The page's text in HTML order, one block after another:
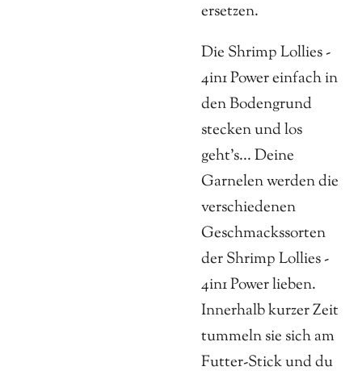
ersetzen.
Die Shrimp Lollies -
4in1 Power einfach in
den Bodengrund
stecken und los
geht's... Deine
Garnelen werden die
verschiedenen
Geschmackssorten
der Shrimp Lollies -
4in1 Power lieben.
Innerhalb kurzer Zeit
tummeln sie sich am
Futter-Stick und du